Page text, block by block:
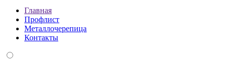
Главная
Профлист
Металлочерепица
Контакты